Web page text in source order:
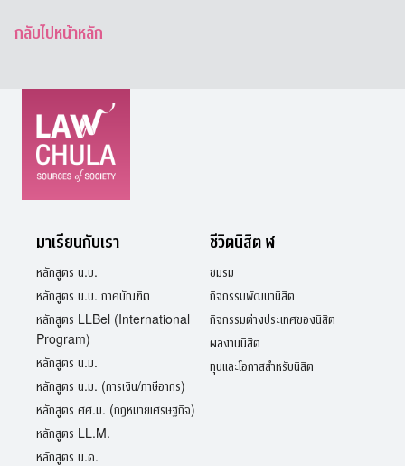
กลับไปหน้าหลัก
มาเรียนกับเรา
หลักสูตร น.บ.
หลักสูตร น.บ. ภาคบัณฑิต
หลักสูตร LLBel (International
Program)
หลักสูตร น.ม.
หลักสูตร น.ม. (การเงิน/ภาษีอากร)
หลักสูตร ศศ.ม. (กฎหมายเศรษฐกิจ)
หลักสูตร LL.M.
หลักสูตร น.ด.
ชีวิตนิสิต ฬ
ชมรม
กิจกรรมพัฒนานิสิต
กิจกรรมต่างประเทศของนิสิต
ผลงานนิสิต
ทุนและโอกาสสำหรับนิสิต